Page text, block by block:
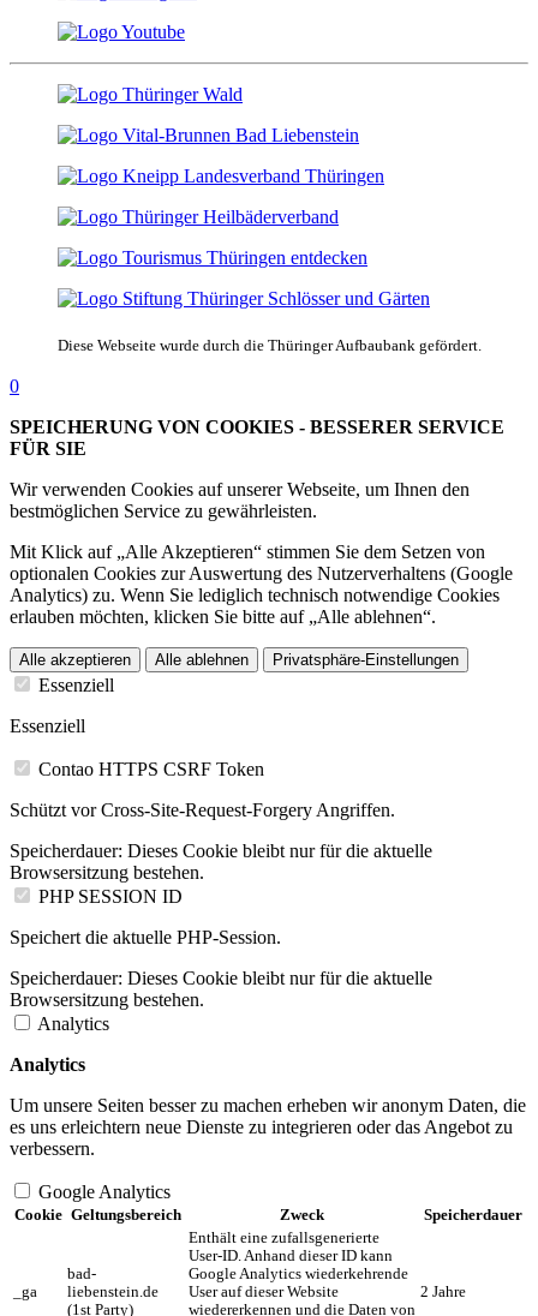
Diese Webseite wurde durch die Thüringer Aufbaubank gefördert.
0
SPEICHERUNG VON COOKIES - BESSERER SERVICE
FÜR SIE
Wir verwenden Cookies auf unserer Webseite, um Ihnen den
bestmöglichen Service zu gewährleisten.
Mit Klick auf „Alle Akzeptieren“ stimmen Sie dem Setzen von
optionalen Cookies zur Auswertung des Nutzerverhaltens (Google
Analytics) zu. Wenn Sie lediglich technisch notwendige Cookies
erlauben möchten, klicken Sie bitte auf „Alle ablehnen“.
Alle akzeptieren Alle ablehnen Privatsphäre-Einstellungen
Essenziell
Essenziell
Contao HTTPS CSRF Token
Schützt vor Cross-Site-Request-Forgery Angriffen.
Speicherdauer: Dieses Cookie bleibt nur für die aktuelle
Browsersitzung bestehen.
PHP SESSION ID
Speichert die aktuelle PHP-Session.
Speicherdauer: Dieses Cookie bleibt nur für die aktuelle
Browsersitzung bestehen.
Analytics
Analytics
Um unsere Seiten besser zu machen erheben wir anonym Daten, die
es uns erleichtern neue Dienste zu integrieren oder das Angebot zu
verbessern.
Google Analytics
Cookie Geltungsbereich Zweck Speicherdauer
_ga
bad-
liebenstein.de
(1st Party)
Enthält eine zufallsgenerierte
User-ID. Anhand dieser ID kann
Google Analytics wiederkehrende
User auf dieser Website
wiedererkennen und die Daten von
2 Jahre